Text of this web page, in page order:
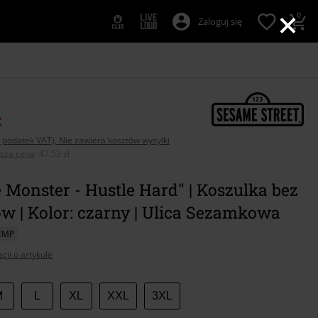
×
Zaloguj się 0
VAT), Nie zawiera kosztów wysyłki
cena
47.53 zł
Monster - Hustle Hard" | Koszulka bez
| Kolor: czarny | Ulica Sezamkowa
o artykule
XL XXL 3XL